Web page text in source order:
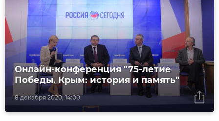
8 декабря 2020, 14:00
Онлайн-конференция "75-летие
Победы. Крым: история и память"